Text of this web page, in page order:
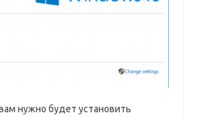
нужно будет установить